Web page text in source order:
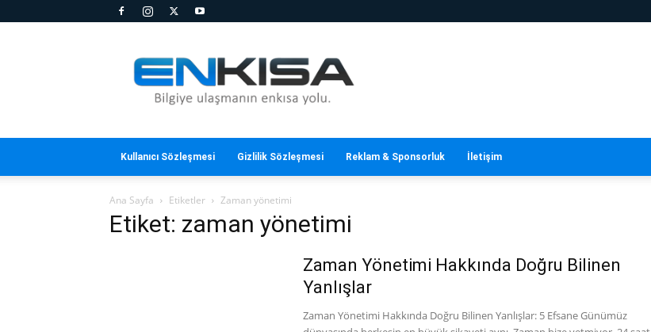
Kısa
Kullanıcı Sözleşmesi Gizlilik Sözleşmesi Reklam & Sponsorluk İletişim
Ana Sayfa Etiketler Zaman yönetimi
Etiket: zaman yönetimi
Zaman Yönetimi Hakkında Doğru Bilinen
Yanlışlar
Zaman Yönetimi Hakkında Doğru Bilinen Yanlışlar: 5 Efsane Günümüz